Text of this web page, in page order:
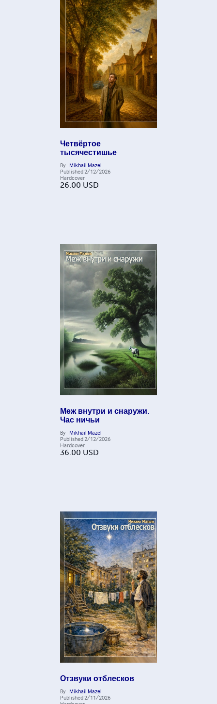
Четвёртое
тысячестишье
By Mikhail Mazel
Published 2/12/2026
Hardcover
26.00 USD
Меж внутри и снаружи.
Час ничьи
By Mikhail Mazel
Published 2/12/2026
Hardcover
36.00 USD
Отзвуки отблесков
By Mikhail Mazel
Published 2/11/2026